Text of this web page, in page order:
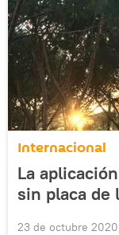
Internacional
La
sin placa de
23 de octubre